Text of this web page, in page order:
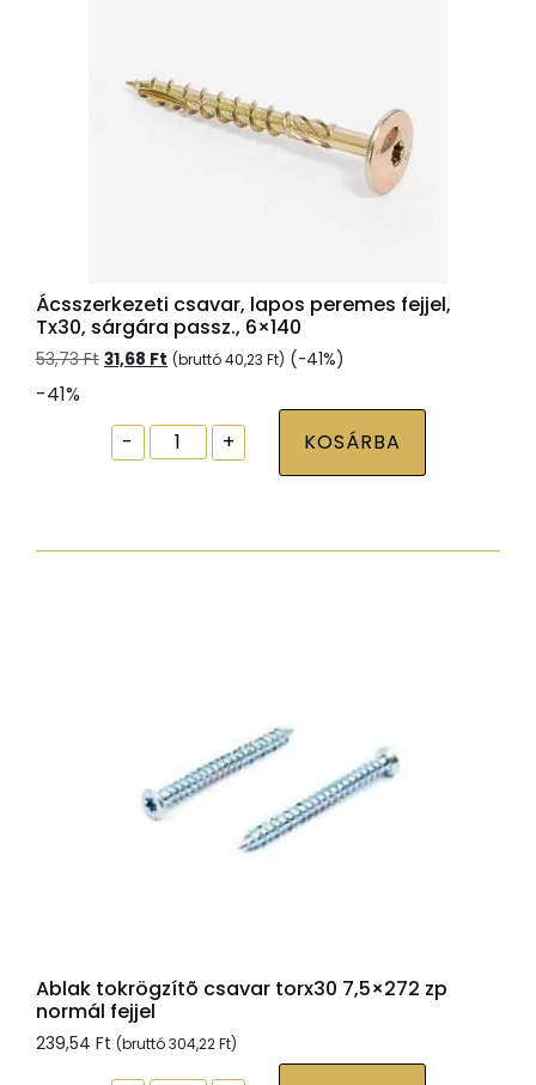
Ácsszerkezeti csavar, lapos peremes fejjel,
Tx30, sárgára passz., 6×140
53,73Ft Original
53,73 Ft.
31,68 Ft Current
31,68 Ft.
(bruttó40,23 Ft) (-41%)
-41%
-
Ácsszerkezeti
csavar,
fejjel,
+ KOSÁRBA
Ablak tokrögzítõ csavar torx30 7,5×272 zp
normál fejjel
239,54 Ft (bruttó304,22Ft)